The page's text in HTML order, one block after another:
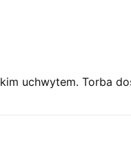
uchwytem. Torba